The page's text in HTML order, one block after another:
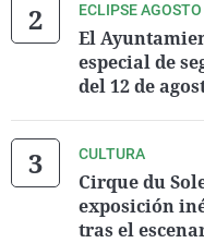
ECLIPSE AGOSTO
El
especial de
del 12 de
CULTURA
Cirque du
exposición
tras el